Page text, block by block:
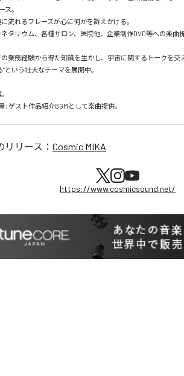
ス。
流れるフレーズが心に何かを訴えかける。
タリウム、各種サロン、医院他、企業制作DVD等への楽曲
業務経験から得た知識を生かし、宇宙に関するトークを交
という壮大なテーマを展開中。
」ゲスト作品紹介BGMとして楽曲提供。
リリース： Cosmic MIKA
https://www.cosmicsound.net/